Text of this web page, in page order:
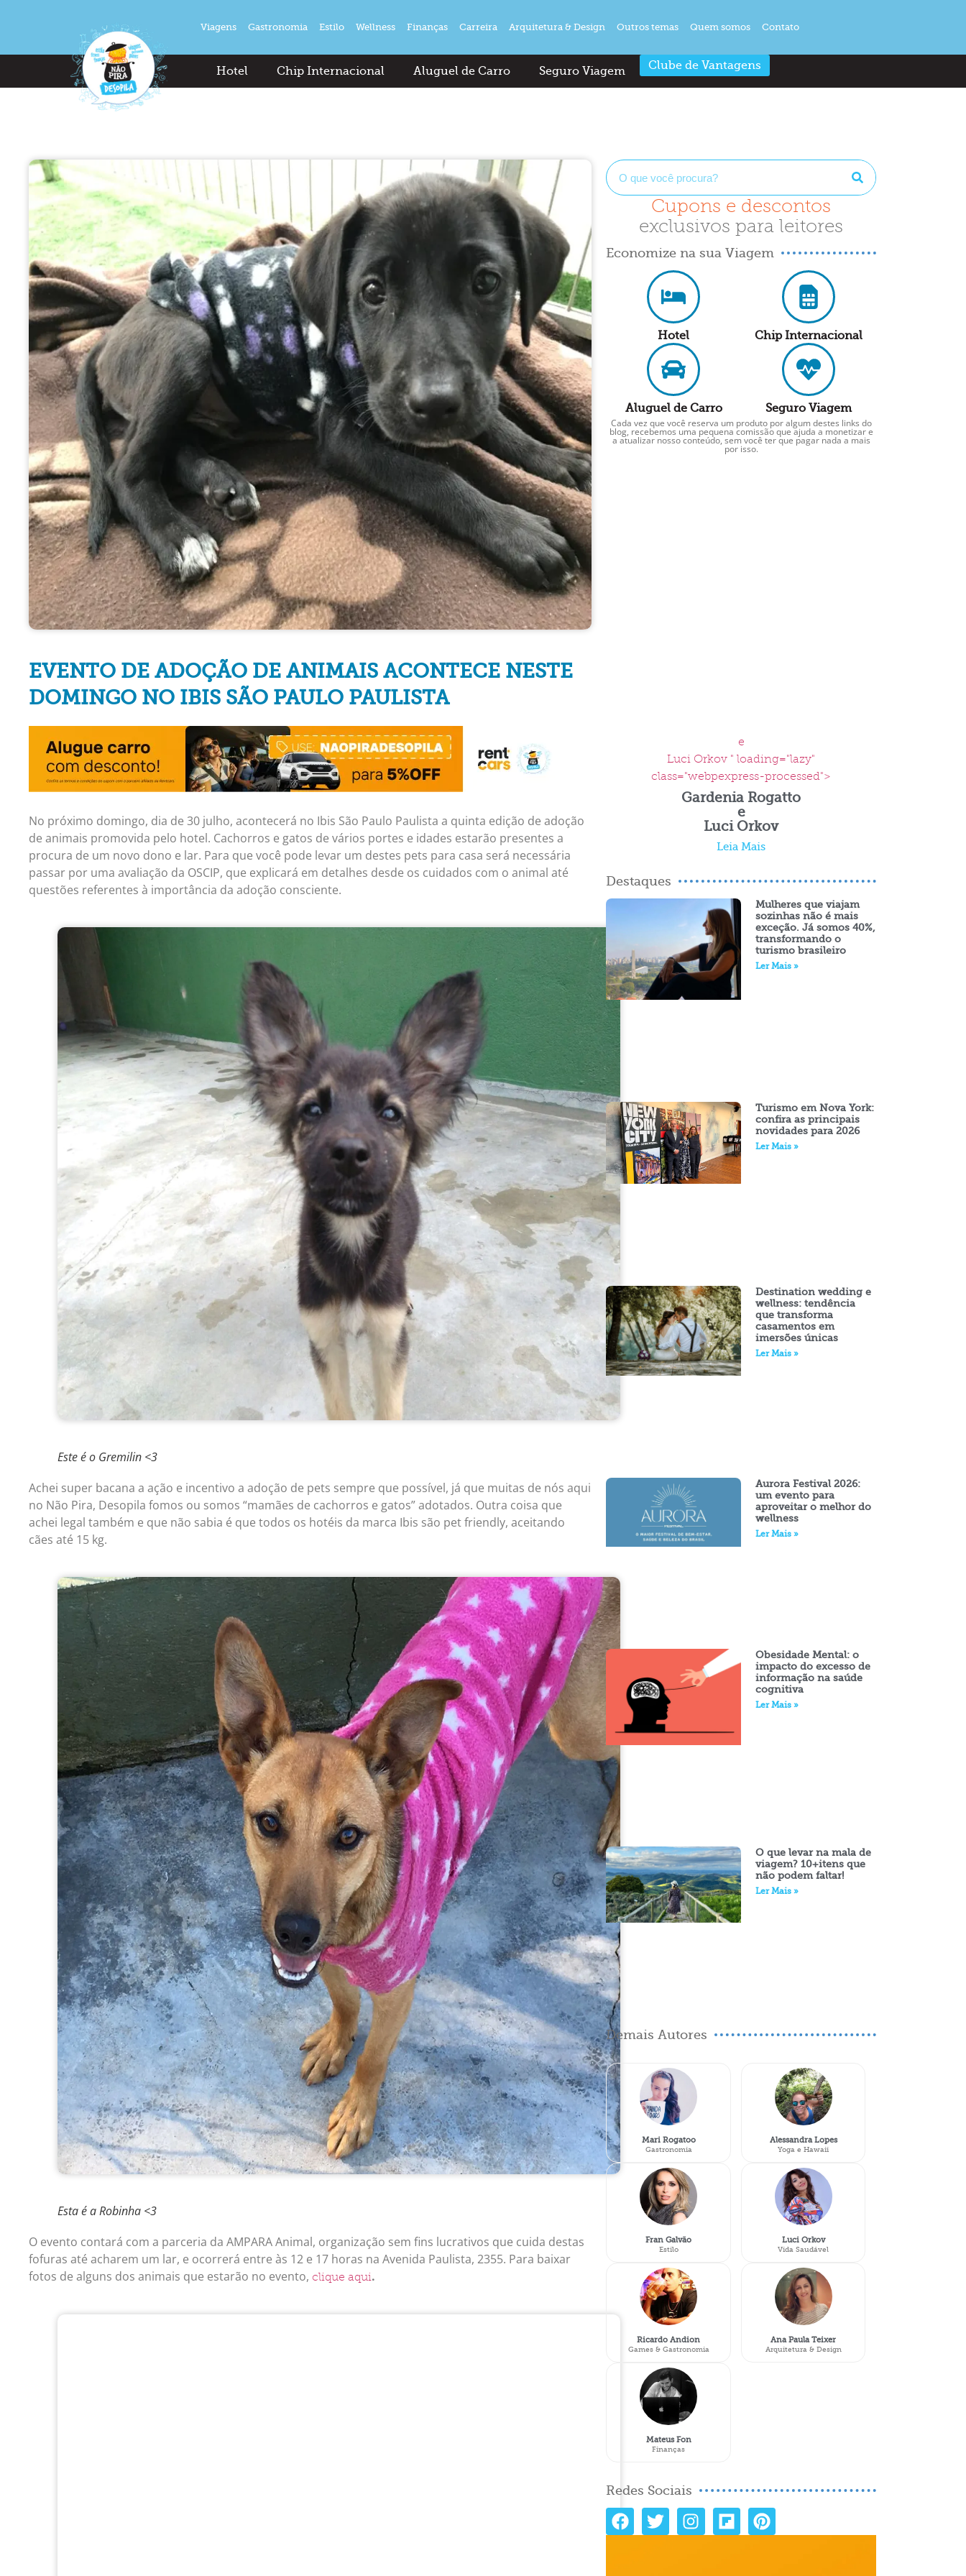
Viagens Gastronomia Estilo Wellness Finanças Carreira Arquitetura & Design Outros temas Quem somos Contato
Hotel Chip Internacional Aluguel de Carro Seguro Viagem Clube de Vantagens
EVENTO DE ADOÇÃO DE ANIMAIS ACONTECE NESTE
DOMINGO NO IBIS SÃO PAULO PAULISTA
No próximo domingo, dia de 30 julho, acontecerá no Ibis São Paulo Paulista a quinta edição de adoção
de animais promovida pelo hotel. Cachorros e gatos de vários portes e idades estarão presentes a
procura de um novo dono e lar. Para que você pode levar um destes pets para casa será necessária
passar por uma avaliação da OSCIP, que explicará em detalhes desde os cuidados com o animal até
questões referentes à importância da adoção consciente.
Este é o Gremilin <3
Achei super bacana a ação e incentivo a adoção de pets sempre que possível, já que muitas de nós aqui
no Não Pira, Desopila fomos ou somos “mamães de cachorros e gatos” adotados. Outra coisa que
achei legal também e que não sabia é que todos os hotéis da marca Ibis são pet friendly, aceitando
cães até 15 kg.
Esta é a Robinha <3
O evento contará com a parceria da AMPARA Animal, organização sem fins lucrativos que cuida destas
fofuras até acharem um lar, e ocorrerá entre às 12 e 17 horas na Avenida Paulista, 2355. Para baixar
fotos de alguns dos animais que estarão no evento, clique aqui.
Cupons e descontos
exclusivos para leitores
Economize na sua Viagem
Hotel Chip Internacional
Aluguel de Carro Seguro Viagem
Cada vez que você reserva um produto por algum destes links do
blog, recebemos uma pequena comissão que ajuda a monetizar e
a atualizar nosso conteúdo, sem você ter que pagar nada a mais
por isso.
e
Luci Orkov " loading="lazy"
class="webpexpress-processed">
Gardenia Rogatto
e
Luci Orkov
Leia Mais
Destaques
Mulheres que viajam
sozinhas não é mais
exceção. Já somos 40%,
transformando o
turismo brasileiro
Ler Mais »
Turismo em Nova York:
confira as principais
novidades para 2026
Ler Mais »
Destination wedding e
wellness: tendência
que transforma
casamentos em
imersões únicas
Ler Mais »
Aurora Festival 2026:
um evento para
aproveitar o melhor do
wellness
Ler Mais »
Obesidade Mental: o
impacto do excesso de
informação na saúde
cognitiva
Ler Mais »
O que levar na mala de
viagem? 10+itens que
não podem faltar!
Ler Mais »
Demais Autores
Mari Rogatoo
Gastronomia
Fran Galvão
Estilo
Ricardo Andion
Games & Gastronomia
Mateus Fon
Finanças
Alessandra Lopes
Yoga e Hawaii
Luci Orkov
Vida Saudável
Ana Paula Teixer
Arquitetura & Design
Redes Sociais